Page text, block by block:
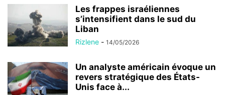
Les frappes israéliennes
s’intensifient dans le sud du
Liban
Rizlene - 14/05/2026
Un analyste américain évoque un
revers stratégique des États-
Unis face à...